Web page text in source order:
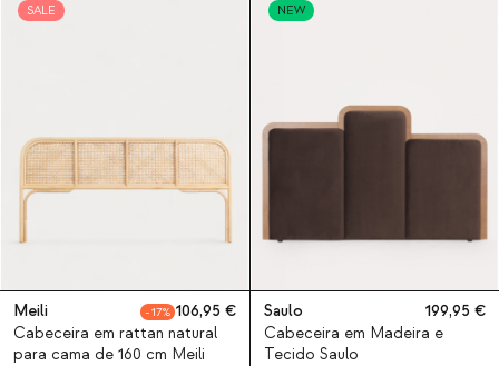
SALE
Meili 17
106,95
Cabeceira em rattan natural
para cama de 160 cm Meili
NEW
Saulo
199,95
Cabeceira em Madeira e
Tecido Saulo